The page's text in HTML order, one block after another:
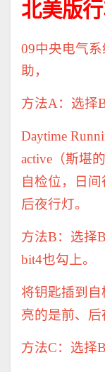
北美版
09中央电气
助，
方法A：选择
Daytime
active （斯堪
自检位，日间
后夜行灯。
方法B：选择
bit4也勾上。
将钥匙插到
亮的是前、后
方法C：选择